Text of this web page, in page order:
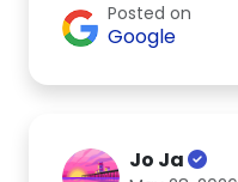
Posted on
Google
Jo Ja